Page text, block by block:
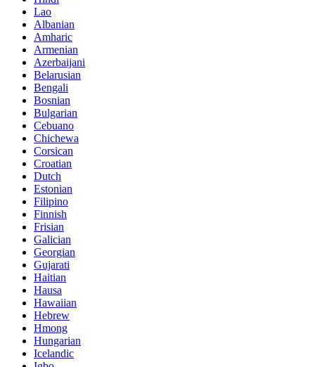
Lao
Albanian
Amharic
Armenian
Azerbaijani
Belarusian
Bengali
Bosnian
Bulgarian
Cebuano
Chichewa
Corsican
Croatian
Dutch
Estonian
Filipino
Finnish
Frisian
Galician
Georgian
Gujarati
Haitian
Hausa
Hawaiian
Hebrew
Hmong
Hungarian
Icelandic